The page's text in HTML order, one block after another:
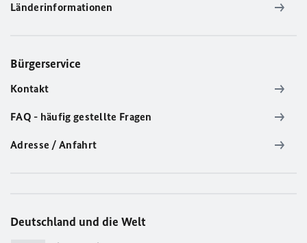
Länderinformationen
Bürgerservice
Kontakt
FAQ - häufig gestellte Fragen
Adresse / Anfahrt
Deutschland und die Welt